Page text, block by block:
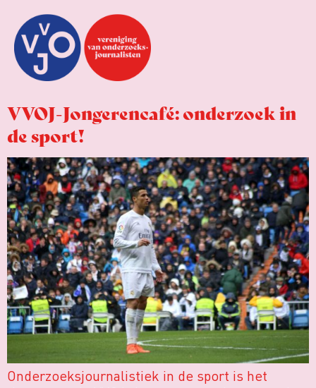
VVOJ-Jongerencafé: onderzoek in
de sport!
Onderzoeksjournalistiek in de sport is het